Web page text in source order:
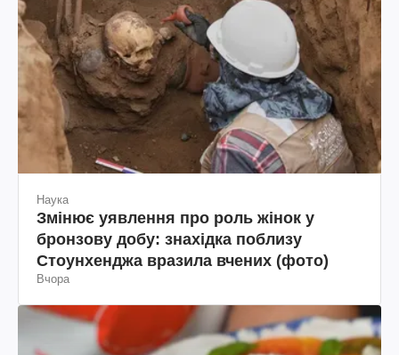
Наука
Змінює уявлення про роль жінок у
бронзову добу: знахідка поблизу
Стоунхенджа вразила вчених (фото)
Вчора